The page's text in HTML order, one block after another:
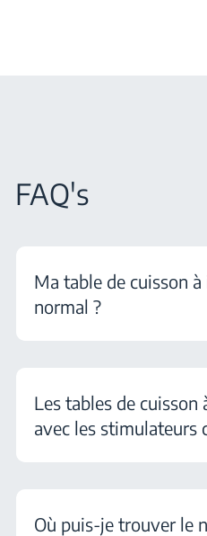
FAQ's
Ma table de cuisson
normal ?
Les tables de
avec les stimulateurs
Où puis-je trouver le